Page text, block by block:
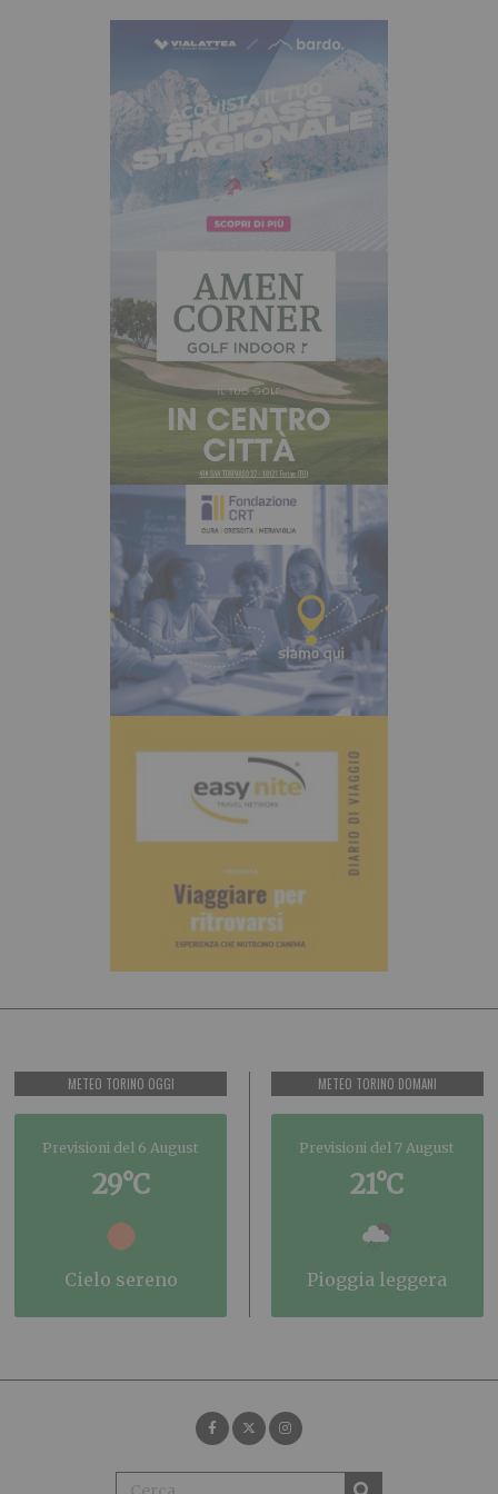
METEO TORINO OGGI
Previsioni del 6 August
29°C
cielo sereno
METEO TORINO DOMANI
Previsioni del 7 August
21°C
pioggia leggera